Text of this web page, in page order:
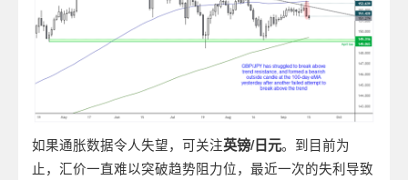
如果通胀数据令人失望，可关注英镑/日元。到目前为
止，汇价一直难以突破趋势阻力位，最近一次的失利导致